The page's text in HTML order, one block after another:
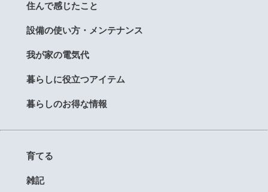
住んで感じたこと
設備の使い方・メンテナンス
我が家の電気代
暮らしに役立つアイテム
暮らしのお得な情報
育てる
雑記